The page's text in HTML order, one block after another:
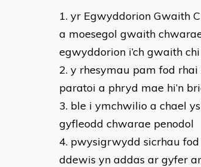
yr Egwyddorion Gwaith
a moesegol gwaith
egwyddorion i’ch gwaith chi
y rhesymau pam fod
paratoi a phryd mae hi’n
ble i ymchwilio a chael
gyfleodd chwarae penodol
pwysigrwydd sicrhau
ddewis yn addas ar gyfer